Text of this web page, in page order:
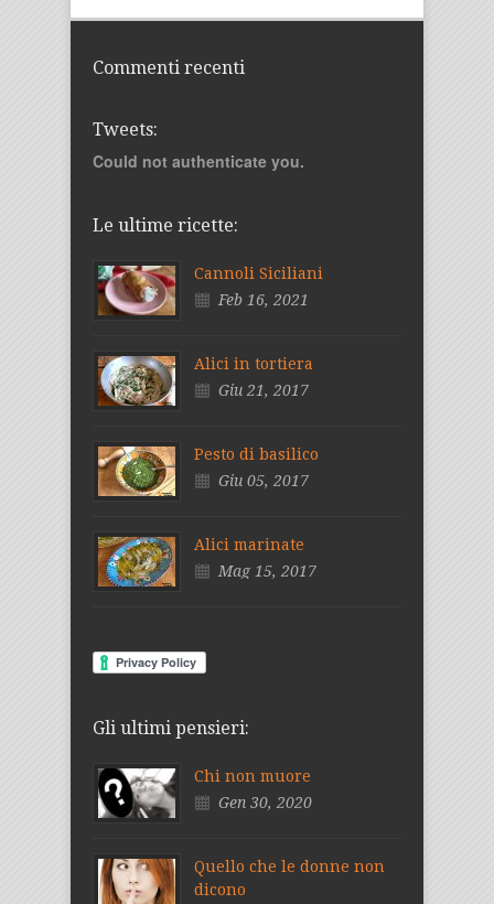
Commenti recenti
Tweets:
Could not authenticate you.
Le ultime ricette:
Cannoli Siciliani
Feb 16, 2021
Alici in tortiera
Giu 21, 2017
Pesto di basilico
Giu 05, 2017
Alici marinate
Mag 15, 2017
Gli ultimi pensieri:
Chi non muore
Gen 30, 2020
Quello che le donne non
dicono